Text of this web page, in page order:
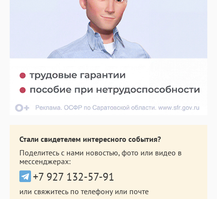
Стали свидетелем интересного события?
Поделитесь с нами новостью, фото или видео в
мессенджерах:
+7 927 132-57-91
или свяжитесь по телефону или почте